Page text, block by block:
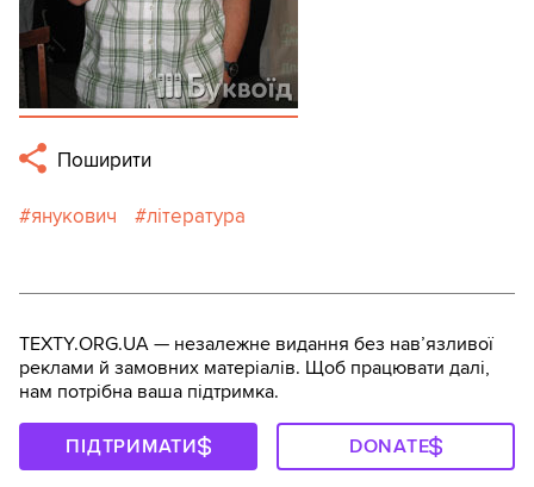
Поширити
янукович література
TEXTY.ORG.UA — незалежне видання без навʼязливої
реклами й замовних матеріалів. Щоб працювати далі,
нам потрібна ваша підтримка.
ПІДТРИМАТИ DONATE